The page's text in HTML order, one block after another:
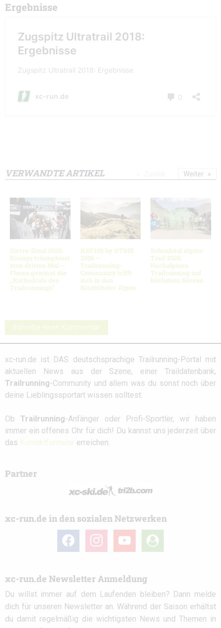
Ergebnisse
VERWANDTE ARTIKEL
Sierre-Zinal 2026:
Kiriago triumphiert
zum dritten Mal –
Florea gewinnt die
„Kathedrale des
Trailrunnings“
KAT100 by UTMB
2026 –
Trailrunning-
Community trifft
sich in den
Kitzbüheler Alpen
Schnalstal Alpine
Trail 2026:
Hochalpines
Trailrunning auf
höchstem Niveau
Weiter
Schreibe einen Kommentar
xc-run.de ist DAS deutschsprachige Trailrunning-Portal mit
aktuellen News aus der Szene, einer Traildatenbank,
Trailrunning-Community und allem was du sonst noch über
deine Lieblingssportart wissen solltest.
Ob Trailrunning-Anfänger oder Profi-Sportler, wir haben
immer ein offenes Ohr für dich! Du kannst uns jederzeit über
das Kontaktformular erreichen.
Partner
xc-run.de in den sozialen Netzwerken
facebook instagramyoutube
user-
circle
xc-run.de Newsletter Anmeldung
Du willst immer auf dem Laufenden bleiben? Dann melde
dich für unseren Newsletter an. Während der Saison erhältst
du damit regelmäßig die wichtigsten News und Themen in